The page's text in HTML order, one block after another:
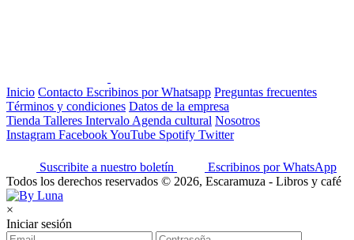
Inicio Contacto Escribinos por Whatsapp Preguntas frecuentes
Términos y condiciones Datos de la empresa
Tienda Talleres Intervalo Agenda cultural Nosotros
Instagram FacebookYouTube Spotify Twitter
Suscribite a nuestro boletín
Escribinos por WhatsApp
Todos los derechos reservados © 2026, Escaramuza - Libros y café
×
Iniciar sesión